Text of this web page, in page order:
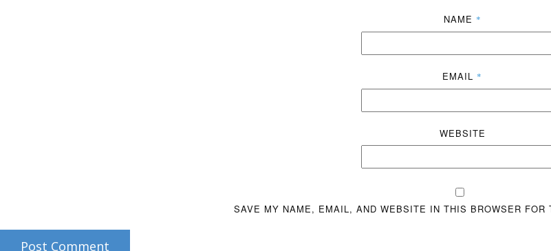
NAME *
EMAIL *
WEBSITE
SAVE MY NAME, EMAIL, AND WEBSITE IN THIS BROWSER FOR
Post Comment